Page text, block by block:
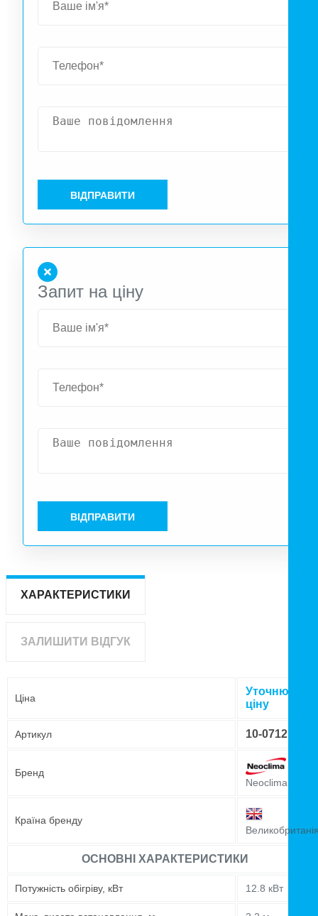
ВІДПРАВИТИ
Запит на ціну
ВІДПРАВИТИ
ХАРАКТЕРИСТИКИ
ЗАЛИШИТИ ВІДГУК
Ціна
Уточнюйте
ціну
Артикул 10-0712
Бренд
Neoclima
Країна бренду
ОСНОВНІ ХАРАКТЕРИСТИКИ
Потужність обігріву, кВт 12.8 кВт